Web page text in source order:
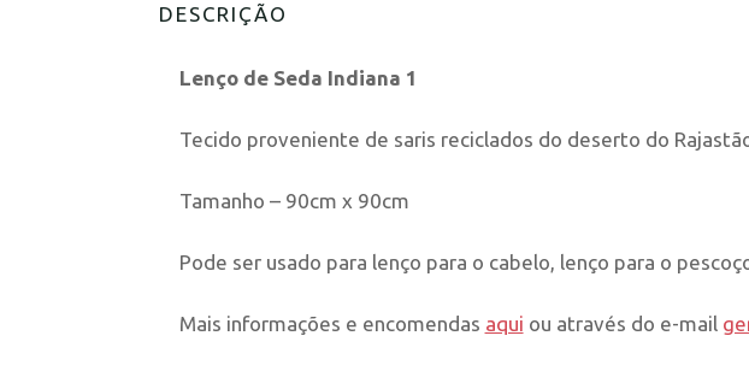
DESCRIÇÃO
Lenço de Seda Indiana 1
Tecido proveniente de saris reciclados do deserto do
Tamanho – 90cm x 90cm
Pode ser usado para lenço para o cabelo, lenço para o
Mais informações e encomendas aqui ou através do e-mail